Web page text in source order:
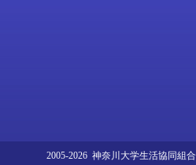
2005-2026 神奈川大学生活協同組合